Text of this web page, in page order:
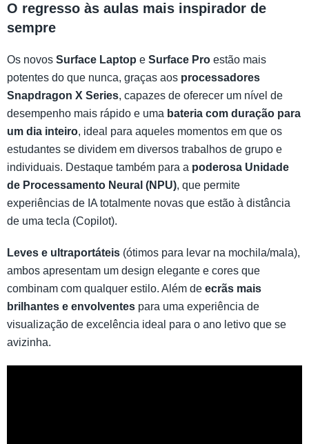
O regresso às aulas mais inspirador de
sempre
Os novos Surface Laptop e Surface Pro estão mais
potentes do que nunca, graças aos processadores
Snapdragon X Series, capazes de oferecer um nível de
desempenho mais rápido e uma bateria com duração para
um dia inteiro, ideal para aqueles momentos em que os
estudantes se dividem em diversos trabalhos de grupo e
individuais. Destaque também para a poderosa Unidade
de Processamento Neural (NPU), que permite
experiências de IA totalmente novas que estão à distância
de uma tecla (Copilot).
Leves e ultraportáteis (ótimos para levar na mochila/mala),
ambos apresentam um design elegante e cores que
combinam com qualquer estilo. Além de ecrãs mais
brilhantes e envolventes para uma experiência de
visualização de excelência ideal para o ano letivo que se
avizinha.